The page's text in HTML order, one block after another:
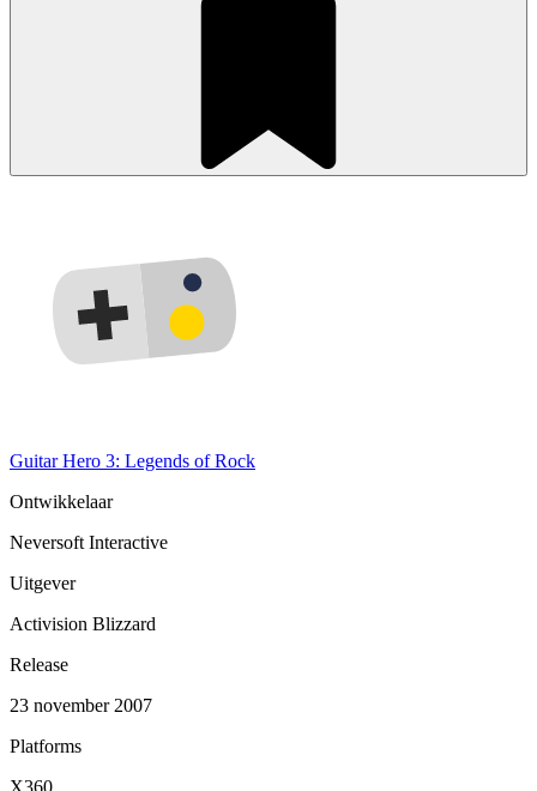
Guitar Hero 3: Legends of Rock
Ontwikkelaar
Neversoft Interactive
Uitgever
Activision Blizzard
Release
23 november 2007
Platforms
X360